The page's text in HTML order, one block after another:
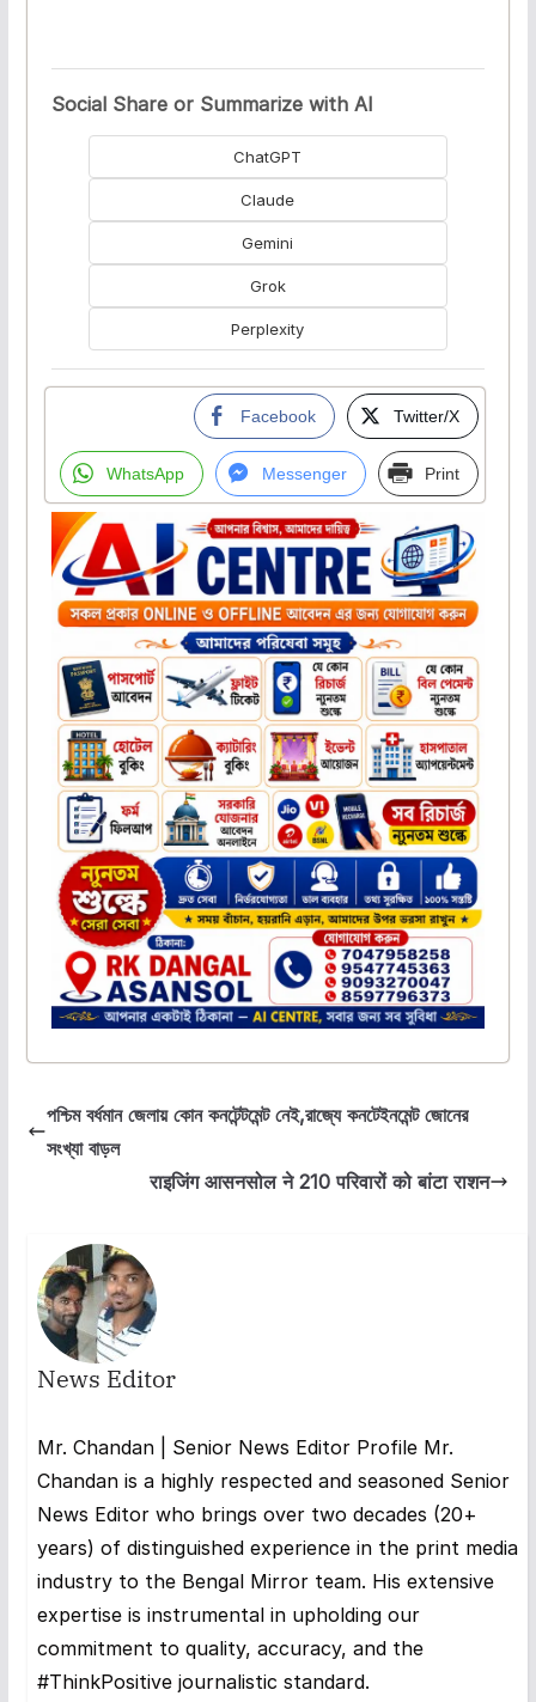
Social Share or Summarize with AI
ChatGPT
Claude
Gemini
Grok
Perplexity
Facebook Twitter/X
WhatsApp Messenger Print
পশ্চিম বর্ধমান জেলায় কোন কনটেন্টমেন্ট নেই,রাজ্যে কনটেইনমেন্ট জোনের
সংখ্যা বাড়ল
राइजिंग आसनसोल ने 210 परिवारों को बांटा राशन
News Editor
Mr. Chandan | Senior News Editor Profile Mr.
Chandan is a highly respected and seasoned Senior
News Editor who brings over two decades (20+
years) of distinguished experience in the print media
industry to the Bengal Mirror team. His extensive
expertise is instrumental in upholding our
commitment to quality, accuracy, and the
#ThinkPositive journalistic standard.